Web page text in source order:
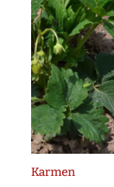
Karmen